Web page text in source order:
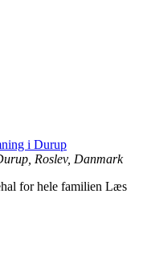
i Durup
Roslev, Danmark
for hele familien Læs